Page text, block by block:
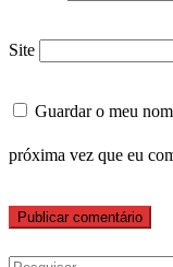
Site
Guardar o meu
próxima vez que eu